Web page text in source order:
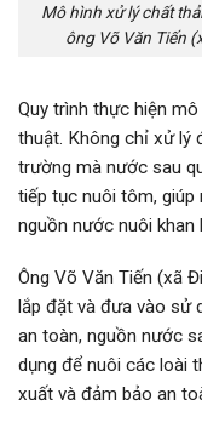
Mô hình xử lý chất
ông Võ Văn Tiến
Quy trình thực hiện
thuật. Không chỉ xử lý
trường mà nước sau
tiếp tục nuôi tôm, giúp
nguồn nước nuôi khan
Ông Võ Văn Tiến (xã
lắp đặt và đưa vào sử
an toàn, nguồn nước
dụng để nuôi các loài
xuất và đảm bảo an